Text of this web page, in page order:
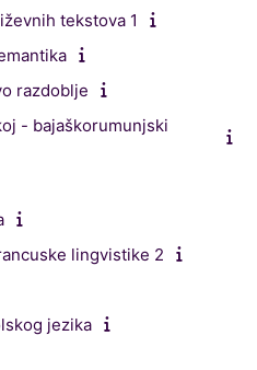
tekstova 1
razdoblje
- bajaškorumunjski
lingvistike 2
jezika